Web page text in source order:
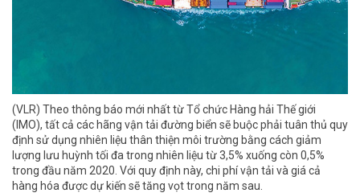
(VLR) Theo thông báo mới nhất từ Tổ chức Hàng hải Thế giới
(IMO), tất cả các hãng vận tải đường biển sẽ buộc phải tuân thủ quy
định sử dụng nhiên liệu thân thiện môi trường bằng cách giảm
lượng lưu huỳnh tối đa trong nhiên liệu từ 3,5% xuống còn 0,5%
trong đầu năm 2020. Với quy định này, chi phí vận tải và giá cả
hàng hóa được dự kiến sẽ tăng vọt trong năm sau.